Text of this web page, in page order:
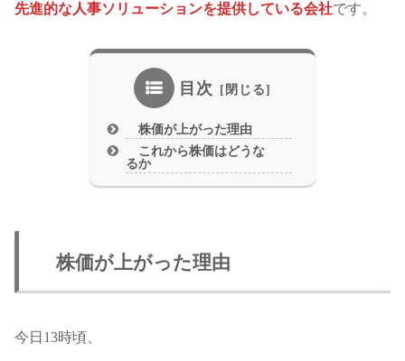
先進的な人事ソリューションを提供している会社です。
目次
株価が上がった理由
これから株価はどうな
るか
株価が上がった理由
今日13時頃、